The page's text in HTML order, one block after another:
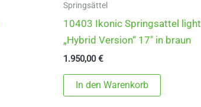
Springsättel
10403 Ikonic Springsattel light
„Hybrid Version“ 17″ in braun
1.950,00€
In den Warenkorb